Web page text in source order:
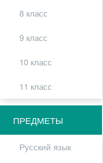
8 класс
9 класс
10 класс
11 класс
ПРЕДМЕТЫ
Русский язык